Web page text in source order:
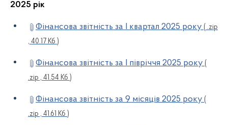
2025 рік
Фінансова звітність за І квартал 2025 року ( .zip
, 40.17 Кб )
Фінансова звітність за І півріччя 2025 року (
.zip , 41.54 Кб )
Фінансова звітність за 9 місяців 2025 року (
.zip , 41.61 Кб )